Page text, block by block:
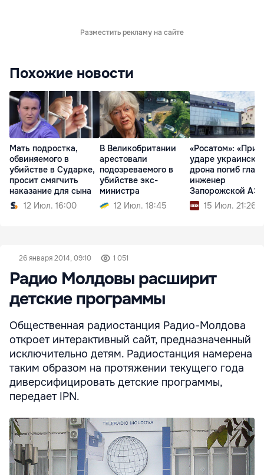
Разместить рекламу на сайте
Похожие новости
Мать подростка,
обвиняемого в
убийстве в Сударке,
просит смягчить
наказание для сына
12 Июл. 16:00
В Великобритании
арестовали
подозреваемого в
убийстве экс-
министра
12 Июл. 18:45
«Росатом»: «При
ударе
дрона погиб
инженер
Запорожской
15 Июл. 21:26
26 января 2014, 09:10 1 051
Радио Молдовы расширит
детские программы
Общественная радиостанция Радио-Молдова
откроет интерактивный сайт, предназначенный
исключительно детям. Радиостанция намерена
таким образом на протяжении текущего года
диверсифицировать детские программы,
передает IPN.